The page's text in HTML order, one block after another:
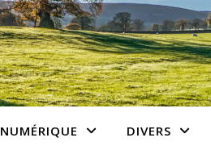
NUMÉRIQUE DIVERS